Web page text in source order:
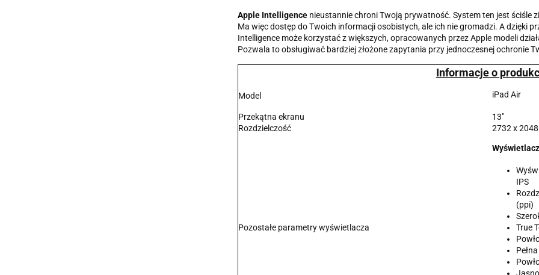
Apple Intelligencenieustannie chroni Twoją prywatność. System ten jest ściśle
Ma więc dostęp do Twoich informacji osobistych, ale ich nie gromadzi. A dzięki
Intelligence może korzystać z większych, opracowanych przez Apple modeli
Pozwala to obsługiwać bardziej złożone zapytania przy jednoczesnej ochronie
Informacje o
Model iPad Air
Przekątna ekranu
13"
Rozdzielczość
2732 x 2048
Pozostałe parametry wyświetlacza
IPS
(ppi)
True